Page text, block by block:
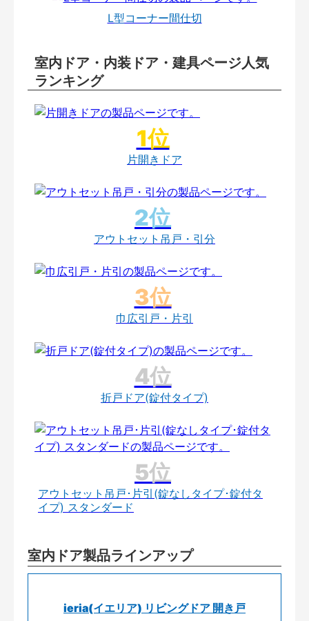
L型コーナー間仕切
室内ドア・内装ドア・建具ページ人気
ランキング
片開きドア
アウトセット吊戸・引分
巾広引戸・片引
折戸ドア(錠付タイプ)
アウトセット吊戸･片引(錠なしタイプ･錠付タ
イプ) スタンダード
室内ドア製品ラインアップ
ieria(イエリア) リビングドア 開き戸